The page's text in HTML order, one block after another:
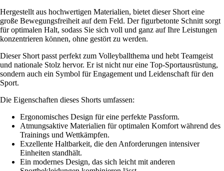
Hergestellt aus hochwertigen Materialien, bietet dieser Short eine
große Bewegungsfreiheit auf dem Feld. Der figurbetonte Schnitt sorgt
für optimalen Halt, sodass Sie sich voll und ganz auf Ihre Leistungen
konzentrieren können, ohne gestört zu werden.
Dieser Short passt perfekt zum Volleyballthema und hebt Teamgeist
und nationale Stolz hervor. Er ist nicht nur eine Top-Sportausrüstung,
sondern auch ein Symbol für Engagement und Leidenschaft für den
Sport.
Die Eigenschaften dieses Shorts umfassen:
Ergonomisches Design für eine perfekte Passform.
Atmungsaktive Materialien für optimalen Komfort während des
Trainings und Wettkämpfen.
Exzellente Haltbarkeit, die den Anforderungen intensiver
Einheiten standhält.
Ein modernes Design, das sich leicht mit anderen